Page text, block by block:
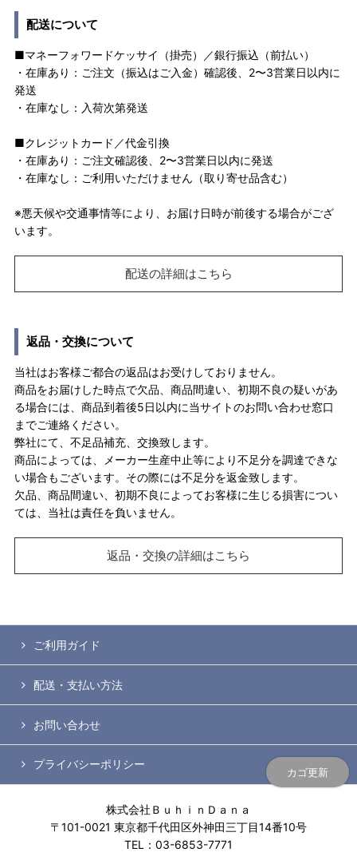
カゴ更新
配送について
■マネーフォワードケッサイ（掛売）／銀行振込（前払い）
・在庫あり：ご注文（振込はご入金）確認後、2〜3営業日以内に
発送
・在庫なし：入荷次第発送
■クレジットカード／代金引換
・在庫あり：ご注文確認後、2〜3営業日以内に発送
・在庫なし：ご利用いただけません（取り寄せ品含む）
※悪天候や交通事情等により、お届け日時が前後する場合がござ
います。
配送の詳細はこちら
返品・交換について
当社はお客様ご都合の返品はお受けしておりません。
商品をお届けした時点で欠品、商品間違い、初期不良の疑いがあ
る場合には、商品到着後5日以内に当サイトのお問い合わせ窓口
までご連絡ください。
弊社にて、不足品補充、交換致します。
商品によっては、メーカー生産中止等により不足分を調達できな
い場合もございます。その際には不足分を返金致します。
欠品、商品間違い、初期不良によってお客様に生じる損害につい
ては、当社は責任を負いません。
返品・交換の詳細はこちら
ご利用ガイド
配送・支払い方法
お問い合わせ
プライバシーポリシー
株式会社ＢｕｈｉｎＤａｎａ
〒101-0021 東京都千代田区外神田三丁目14番10号
TEL：03-6853-7771